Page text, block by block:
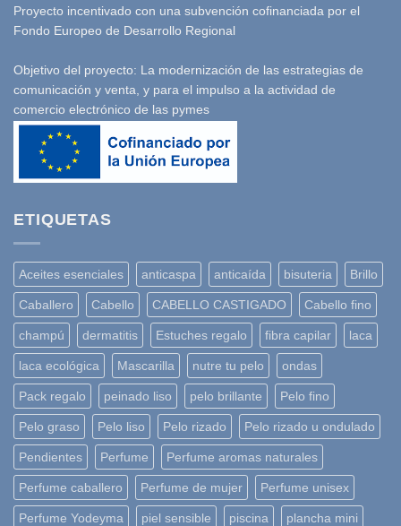
Proyecto incentivado con una subvención cofinanciada por el
Fondo Europeo de Desarrollo Regional
Objetivo del proyecto: La modernización de las estrategias de
comunicación y venta, y para el impulso a la actividad de
comercio electrónico de las pymes
ETIQUETAS
Aceites esenciales anticaspa anticaída bisuteria Brillo
Caballero Cabello CABELLO CASTIGADO Cabello fino
champú dermatitis Estuches regalo fibra capilar laca
laca ecológica Mascarilla nutre tu pelo ondas
Pack regalo peinado liso pelo brillante Pelo fino
Pelo graso Pelo liso Pelo rizado Pelo rizado u ondulado
Pendientes Perfume Perfume aromas naturales
Perfume caballero Perfume de mujer Perfume unisex
Perfume Yodeyma piel sensible piscina plancha mini